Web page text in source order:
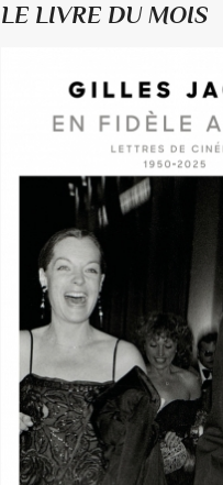
LE LIVRE DU MOIS